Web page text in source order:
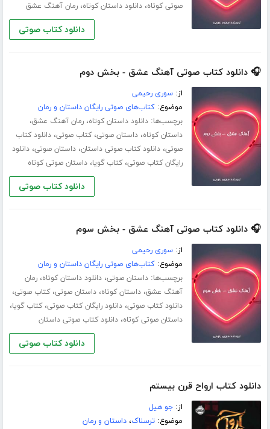
صوتی کوتاه،دانلود داستان کوتاه،رمان آهنگ عشق
دانلود کتاب صوتی
🎧 دانلود کتاب صوتی آهنگ عشق - بخش دوم
از:سوری رحیمی
موضوع:کتاب‌های صوتی رایگان داستان و رمان
برچسب‌ها:دانلود داستان کوتاه،رمان آهنگ عشق،
داستان کوتاه،داستان صوتی،کتاب صوتی،دانلود کتاب
صوتی،دانلود کتاب صوتی داستان،داستان صوتی،دانلود
رایگان کتاب صوتی،کتاب گویا،داستان صوتی کوتاه
دانلود کتاب صوتی
🎧 دانلود کتاب صوتی آهنگ عشق - بخش سوم
از:سوری رحیمی
موضوع:کتاب‌های صوتی رایگان داستان و رمان
برچسب‌ها:داستان صوتی،دانلود داستان کوتاه،رمان
آهنگ عشق،داستان کوتاه،داستان صوتی،کتاب صوتی،
دانلود کتاب صوتی،دانلود رایگان کتاب صوتی،کتاب گویا،
داستان صوتی کوتاه،دانلود کتاب صوتی داستان
دانلود کتاب صوتی
دانلود کتاب ارواح قرن بیستم
از:جو ھیل
موضوع:ترسناک،داستان و رمان